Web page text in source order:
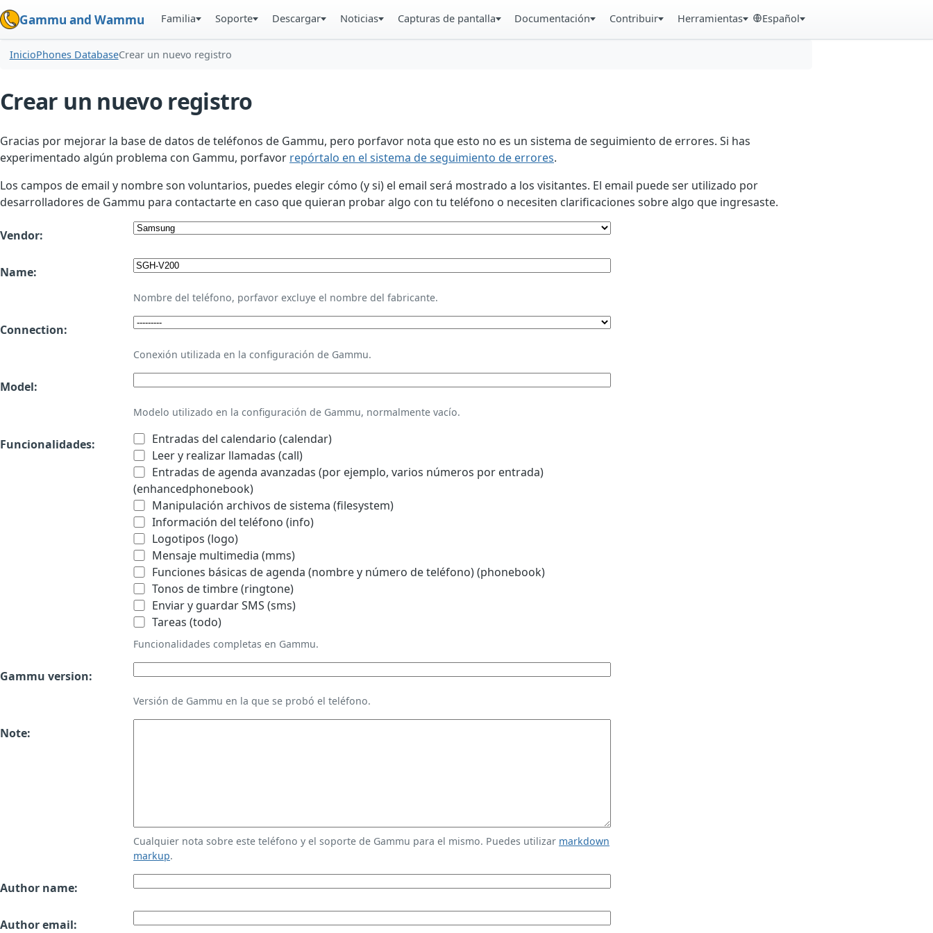
Gammu and Wammu Familia Soporte Descargar Noticias Capturas de pantalla Documentación Contribuir Herramientas Español
InicioPhones DatabaseCrear un nuevo registro
Crear un nuevo registro
Gracias por mejorar la base de datos de teléfonos de Gammu, pero porfavor nota que esto no es un sistema de seguimiento de errores. Si has
experimentado algún problema con Gammu, porfavor repórtalo en el sistema de seguimiento de errores.
Los campos de email y nombre son voluntarios, puedes elegir cómo (y si) el email será mostrado a los visitantes. El email puede ser utilizado por
desarrolladores de Gammu para contactarte en caso que quieran probar algo con tu teléfono o necesiten clarificaciones sobre algo que ingresaste.
Vendor:
Name:
Nombre del teléfono, porfavor excluye el nombre del fabricante.
Connection:
Conexión utilizada en la configuración de Gammu.
Model:
Modelo utilizado en la configuración de Gammu, normalmente vacío.
Funcionalidades:
Entradas del calendario (calendar)
Leer y realizar llamadas (call)
Entradas de agenda avanzadas (por ejemplo, varios números por entrada)
(enhancedphonebook)
Manipulación archivos de sistema (filesystem)
Información del teléfono (info)
Logotipos (logo)
Mensaje multimedia (mms)
Funciones básicas de agenda (nombre y número de teléfono) (phonebook)
Tonos de timbre (ringtone)
Enviar y guardar SMS (sms)
Tareas (todo)
Funcionalidades completas en Gammu.
Gammu version:
Versión de Gammu en la que se probó el teléfono.
Note:
Cualquier nota sobre este teléfono y el soporte de Gammu para el mismo. Puedes utilizar markdown
markup.
Author name:
Author email: